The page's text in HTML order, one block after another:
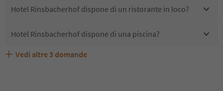
Hotel Rinsbacherhof dispone di un ristorante in loco?
Hotel Rinsbacherhof dispone di una piscina?
Hotel Rinsbacherhof accetta animali domestici?
Quali servizi/attività sono disponibili presso Hotel
Gli ospiti di Hotel Rinsbacherhof ricevono l'Alto Adige
Vedi altre 3 domande